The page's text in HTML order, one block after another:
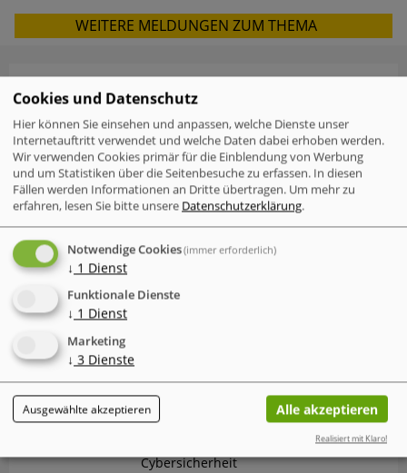
WEITERE MELDUNGEN ZUM THEMA
VERWANDTE MELDUNGEN
Check Point Research: Brand Phishing
Report Q2 2026
Mac-Nutzer sind häufiger von
Software und Transparenz
Der "Annual AI Security Report 2026"
von Check Point dokumentiert einen
Cybersicherheit
Cookies und Datenschutz
Hier können Sie einsehen und anpassen, welche Dienste unser
Internetauftritt verwendet und welche Daten dabei erhoben werden.
Wir verwenden Cookies primär für die Einblendung von Werbung
und um Statistiken über die Seitenbesuche zu erfassen. In diesen
Fällen werden Informationen an Dritte übertragen. Um mehr zu
erfahren, lesen Sie bitte unsere Datenschutzerklärung.
Notwendige Cookies(immer erforderlich)
↓ 1 Dienst
Funktionale Dienste
↓ 1 Dienst
Marketing
↓ 3 Dienste
Ausgewählte akzeptieren Alle akzeptieren
Realisiert mit Klaro!